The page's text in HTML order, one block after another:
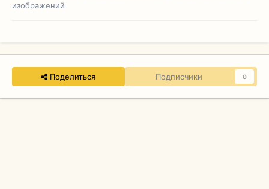
изображений
Поделиться Подписчики 0